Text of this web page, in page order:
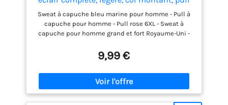
fin uni à col rond, chandail à manches
longues, haut de mode, veste en tricot,
cardigan, Noir , M
Sweat à capuche bleu marine pour homme - Pull à
capuche pour homme - Pull rose 6XL - Sweat à
capuche pour homme grand et fort Royaume-Uni -
Pull marron - Vêtements de sport pour homme -
Vêtements de cricket pour homme - Sweat à
capuche lesté - Veste polaire épaisse pour homme -
Pulls zippés pour homme Royaume-Uni - Pull épais
pour homme - Pull d'Halloween pour homme - Pull
de Noël pour homme - Polaire zippée pour homme -
9,99 €